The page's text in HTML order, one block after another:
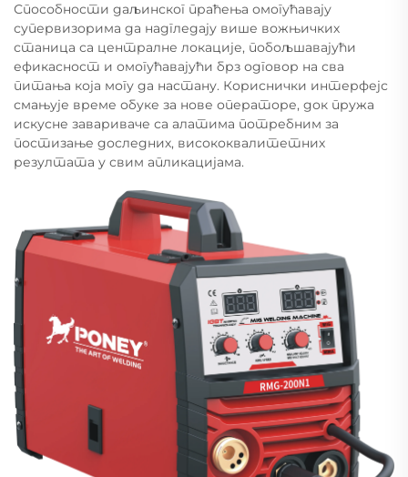
Способности даљинског праћења омогућавају
супервизорима да надгледају више вожњичких
станица са централне локације, побољшавајући
ефикасност и омогућавајући брз одговор на сва
питања која могу да настану. Кориснички интерфејс
смањује време обуке за нове операторе, док пружа
искусне завариваче са алатима потребним за
постизање доследних, висококвалитетних
резултата у свим апликацијама.